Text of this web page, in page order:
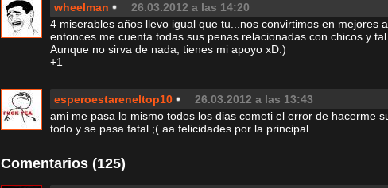
wheelman 26.03.2012 a las 14:20
4 miserables años llevo igual que tu...nos convirtimos en mejores
entonces me cuenta todas sus penas relacionadas con chicos y
Aunque no sirva de nada, tienes mi apoyo xD:)
+1
esperoestareneltop10 26.03.2012 a las 13:43
ami me pasa lo mismo todos los dias cometi el error de hacerme
todo y se pasa fatal ;( aa felicidades por la principal
Comentarios (125)